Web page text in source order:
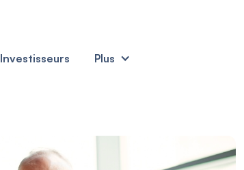
Investisseurs Plus